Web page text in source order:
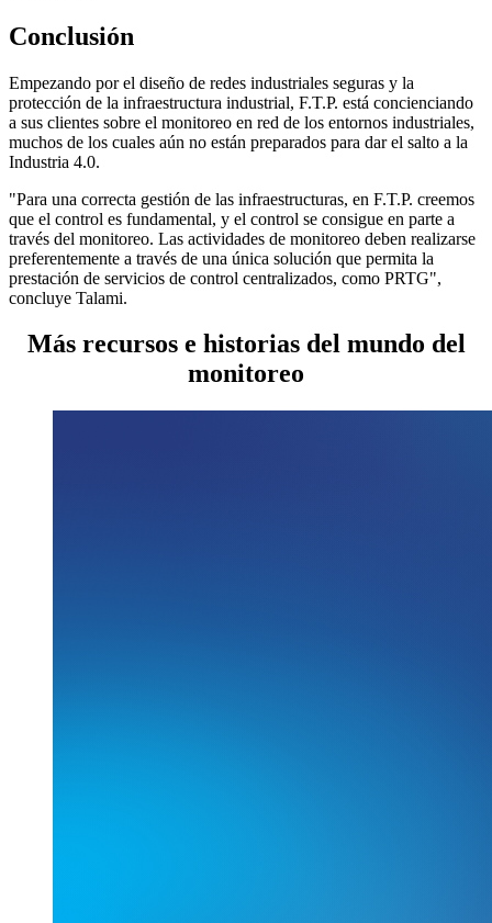
Conclusión
Empezando por el diseño de redes industriales seguras y la
protección de la infraestructura industrial, F.T.P. está concienciando
a sus clientes sobre el monitoreo en red de los entornos industriales,
muchos de los cuales aún no están preparados para dar el salto a la
Industria 4.0.
"Para una correcta gestión de las infraestructuras, en F.T.P. creemos
que el control es fundamental, y el control se consigue en parte a
través del monitoreo. Las actividades de monitoreo deben realizarse
preferentemente a través de una única solución que permita la
prestación de servicios de control centralizados, como PRTG",
concluye Talami.
Más recursos e historias del mundo del
monitoreo